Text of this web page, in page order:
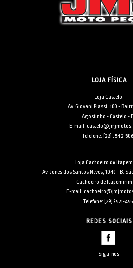
LOJA FÍSICA
Loja Castelo:
Av. Giovani Piassi, 100 -
Agostinho - Castelo -
E-mail:
Telefone: [28] 3542-
Loja Cachoeiro do
Av. Jones dos Santos Neves, 1040 - B.
Cachoeiro de Itapemirim
E-mail:
Telefone: [28] 3521-
REDES SOCIAIS
Siga-nos